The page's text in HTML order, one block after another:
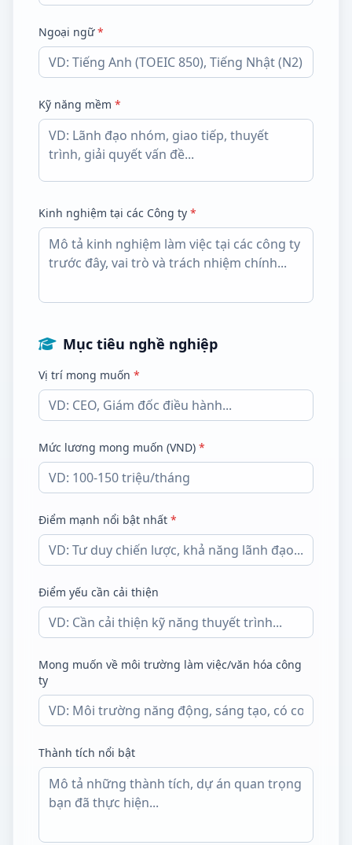
Ngoại ngữ*
Kỹ năng mềm *
Kinh nghiệm tại các Công ty *
Mục tiêu nghề nghiệp
Vị trí mong muốn *
Mức lương mong muốn (VND) *
Điểm mạnh nổi bật nhất *
Điểm yếu cần cải thiện
Mong muốn về môi trường làm việc/văn hóa công
ty
Thành tích nổi bật